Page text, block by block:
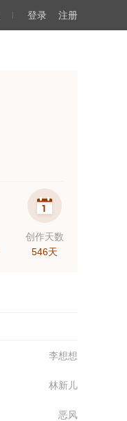
登录 注册
创作天数
546天
李想想
林新儿
恶风